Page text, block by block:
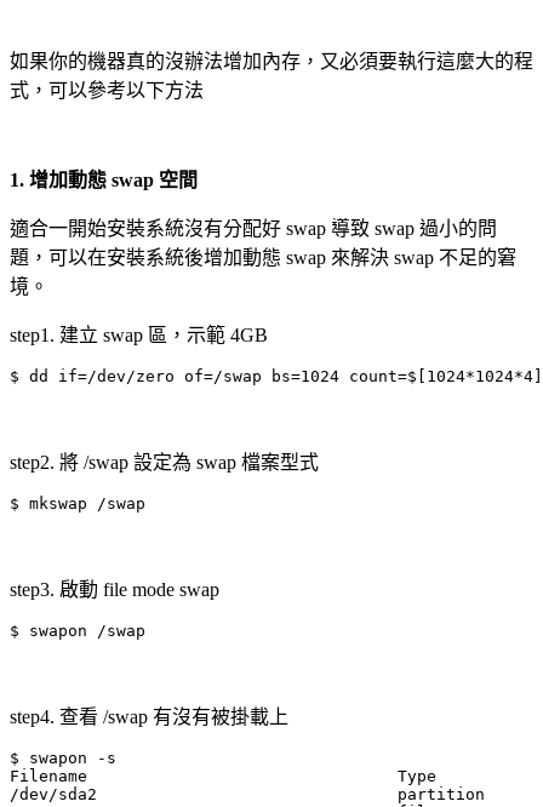
如果你的機器真的沒辦法增加內存，又必須要執行這麼大的程
式，可以參考以下方法
1. 增加動態 swap 空間
適合一開始安裝系統沒有分配好 swap 導致 swap 過小的問
題，可以在安裝系統後增加動態 swap 來解決 swap 不足的窘
境。
step1. 建立 swap 區，示範 4GB
$ dd if=/dev/zero of=/swap bs=1024 count=$[1024*1024*4]
step2. 將 /swap 設定為 swap 檔案型式
$ mkswap /swap
step3. 啟動 file mode swap
$ swapon /swap
step4. 查看 /swap 有沒有被掛載上
$ swapon -s
Filename                                Type
/dev/sda2                               partition